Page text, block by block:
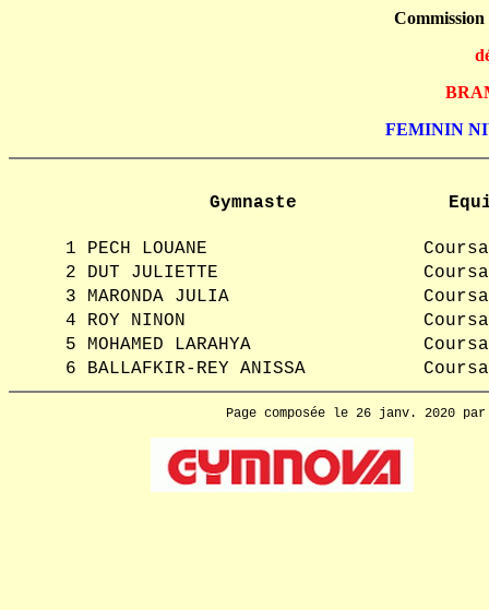
FEMININ
Gymnaste
1 PECH LOUANE
2
DUT JULIETTE
3
MARONDA JULIA
4
ROY NINON
5
MOHAMED LARAHYA
6
BALLAFKIR-REY ANISSA
Page composée le 26 janv. 2020